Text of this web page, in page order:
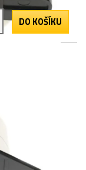
DO KOŠÍKU